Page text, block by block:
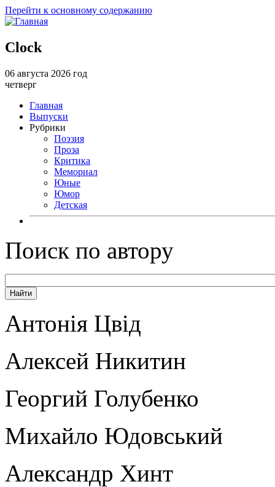
Перейти к основному содержанию
Clock
06 августа 2026 год
четверг
Главная
Выпуски
Рубрики
Поэзия
Проза
Критика
Мемориал
Юные
Юмор
Детская
Поиск по автору
Антонія Цвід
Алексей Никитин
Георгий Голубенко
Михайло Юдовський
Александр Хинт